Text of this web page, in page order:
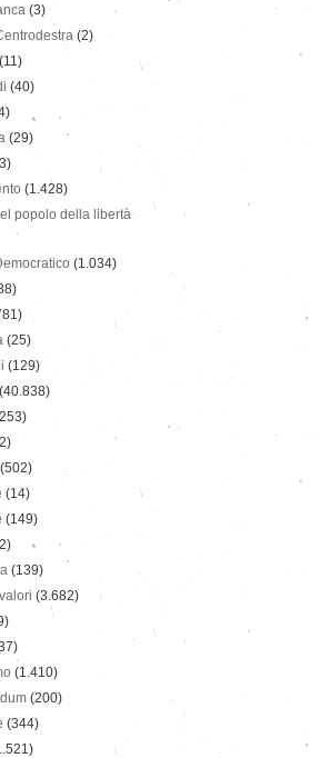
(3)
(2)
(11)
(40)
(29)
(1.428)
popolo della libertà
(1.034)
(25)
(129)
(40.838)
(502)
(14)
(149)
(139)
(3.682)
(1.410)
(200)
(344)